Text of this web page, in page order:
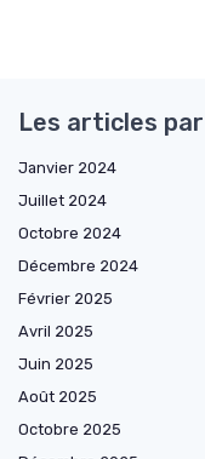
Les articles
Janvier 2024
Juillet 2024
Octobre 2024
Décembre 2024
Février 2025
Avril 2025
Juin 2025
Août 2025
Octobre 2025